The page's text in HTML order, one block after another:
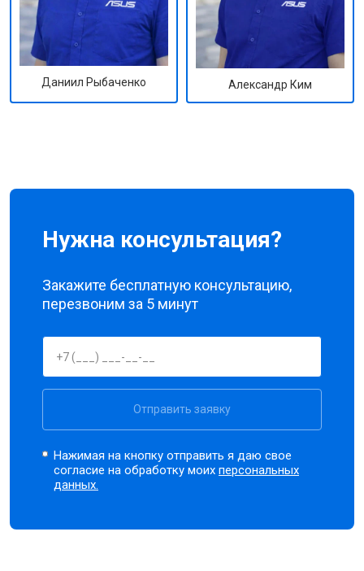
Даниил Рыбаченко Александр Ким
Нужна консультация?
Закажите бесплатную консультацию,
перезвоним за 5 минут
Отправить заявку
Нажимая на кнопку отправить я даю свое
согласие на обработку моихперсональных
данных.